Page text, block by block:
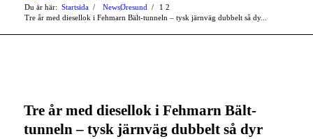
Du är här: Startsida 1
/ NewsØresund 2
/
Tre år med diesellok i Fehmarn Bält-tunneln – tysk järnväg dubbelt så dy...
Tre år med diesellok i Fehmarn Bält-
tunneln – tysk järnväg dubbelt så dyr